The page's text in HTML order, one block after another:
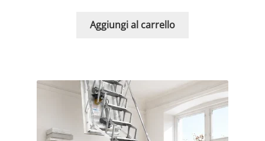
Aggiungi al carrello